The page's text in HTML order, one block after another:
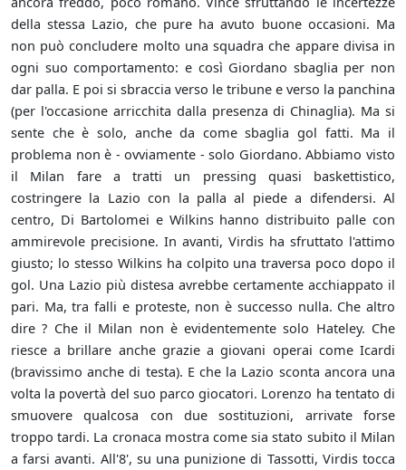
della stessa Lazio, che pure ha avuto buone occasioni. Ma
non può concludere molto una squadra che appare divisa in
ogni suo comportamento: e così Giordano sbaglia per non
dar palla. E poi si sbraccia verso le tribune e verso la panchina
(per l'occasione arricchita dalla presenza di Chinaglia). Ma si
sente che è solo, anche da come sbaglia gol fatti. Ma il
problema non è - ovviamente - solo Giordano. Abbiamo visto
il Milan fare a tratti un pressing quasi baskettistico,
costringere la Lazio con la palla al piede a difendersi. Al
centro, Di Bartolomei e Wilkins hanno distribuito palle con
ammirevole precisione. In avanti, Virdis ha sfruttato l'attimo
giusto; lo stesso Wilkins ha colpito una traversa poco dopo il
gol. Una Lazio più distesa avrebbe certamente acchiappato il
pari. Ma, tra falli e proteste, non è successo nulla. Che altro
dire ? Che il Milan non è evidentemente solo Hateley. Che
riesce a brillare anche grazie a giovani operai come Icardi
(bravissimo anche di testa). E che la Lazio sconta ancora una
volta la povertà del suo parco giocatori. Lorenzo ha tentato di
smuovere qualcosa con due sostituzioni, arrivate forse
troppo tardi. La cronaca mostra come sia stato subito il Milan
a farsi avanti. All'8', su una punizione di Tassotti, Virdis tocca